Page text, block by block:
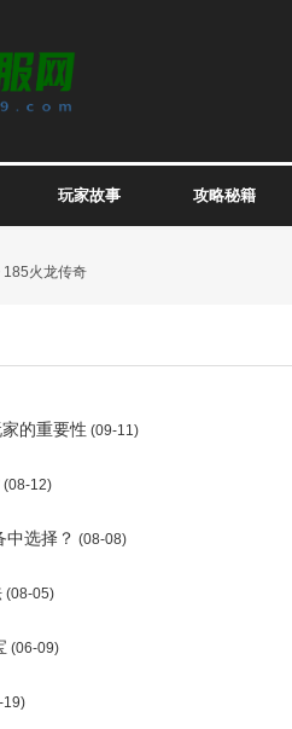
玩家故事 攻略秘籍
185火龙传奇
的重要性 (09-11)
(08-12)
中选择？ (08-08)
(08-05)
(06-09)
19)